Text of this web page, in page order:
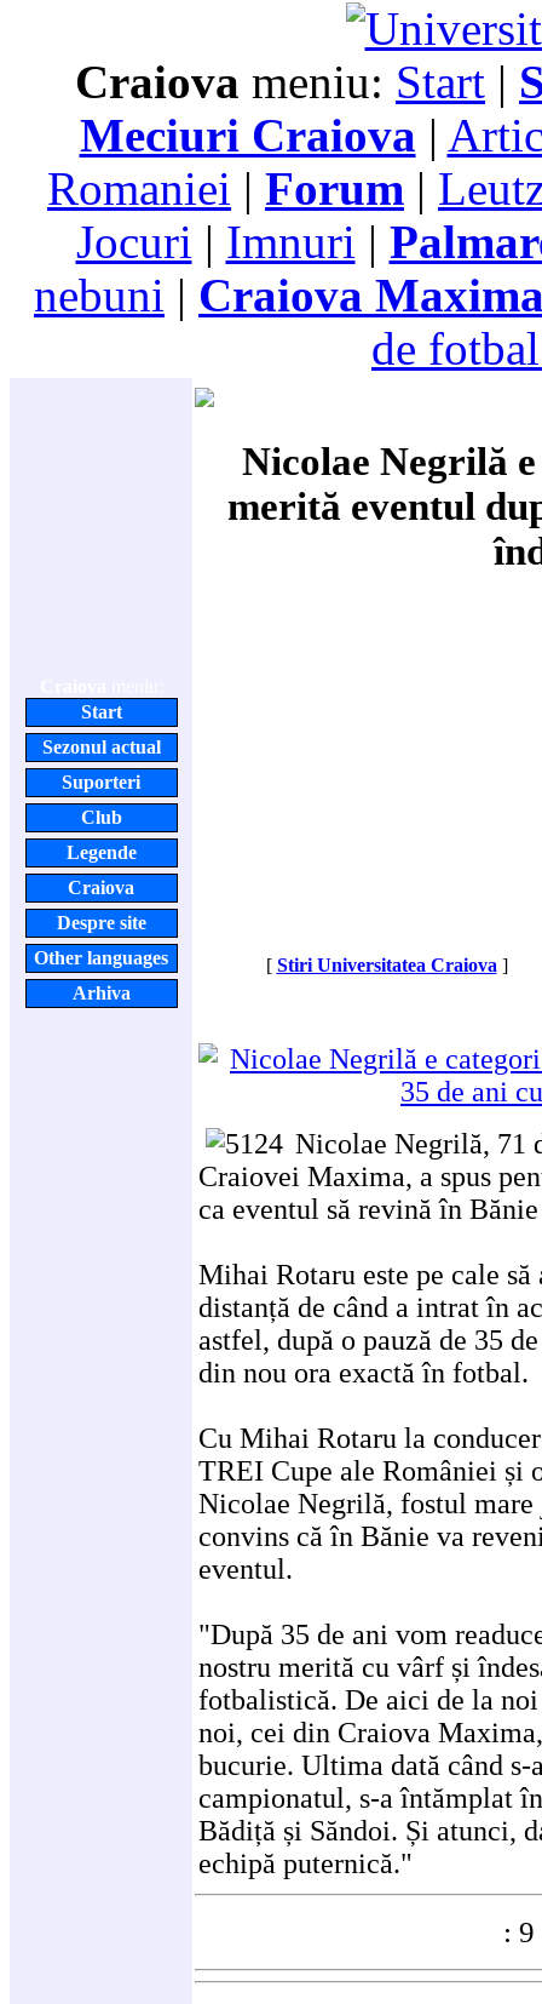
Craiova meniu: Start |
Meciuri Craiova |
Romaniei | Forum |
Jocuri | Imnuri |
nebuni | Craiova
de
Start
Sezonul actual
Suporteri
Club
Legende
Craiova
Despre site
Other languages
Arhiva
Nicolae Negrilă
merită eventul
[ Stiri Universitatea Craiova ]
Nicolae Negrilă, 71
Craiovei Maxima, a spus
ca eventul să revină în
Mihai Rotaru este pe cale
distanță de când a intrat în
astfel, după o pauză de 35
din nou ora exactă în fotbal.
Cu Mihai Rotaru la
TREI Cupe ale României și
Nicolae Negrilă, fostul
convins că în Bănie va
eventul.
"După 35 de ani vom
nostru merită cu vârf și
fotbalistică. De aici de la
noi, cei din Craiova
bucurie. Ultima dată când
campionatul, s-a întămplat
Bădiță și Săndoi. Și atunci,
echipă puternică."
: